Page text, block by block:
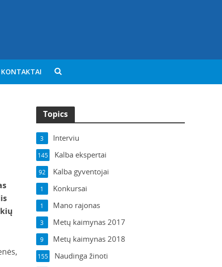
KONTAKTAI
Topics
Interviu
3
Kalba ekspertai
145
Kalba gyventojai
92
Konkursai
1
Mano rajonas
1
Metų kaimynas 2017
3
Metų kaimynas 2018
9
Naudinga žinoti
155